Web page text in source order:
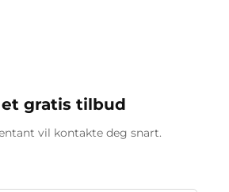
et gratis tilbud
vil kontakte deg snart.